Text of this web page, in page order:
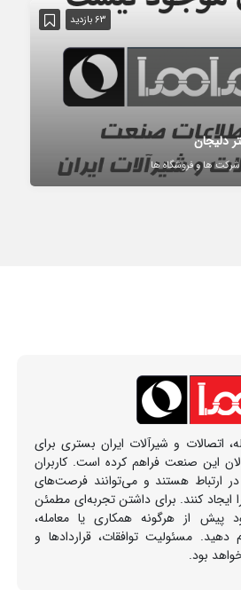
63 بازدید
دلیجان
ها و فروشگاه ها
اتصالات و شیرآلات ایران بستری برای
این صنعت فراهم کرده است. کاربران
ارتباط هستند و می‌توانند فرصت‌های
کنند. برای داشتن تجربه‌ای مطمئن
از هرگونه همکاری یا معامله،
دهید. مسئولیت توافقات، قراردادها و
بود.